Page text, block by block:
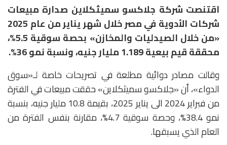
اقتنصت شركة جلاكسو سميثكلاين صدارة مبيعات
شركات الأدوية في مصر خلال شهر يناير من عام 2025
«من خلال الصيدليات والمخازن» بحصة سوقية 5.5%،
محققة قيم بيعية 1.189 مليار جنيه، ونسبة نمو 36%.
وقالت مصادر دوائية مطلعة في تصريحات خاصة لـ«سوق
الدواء»، أن «جلاكسو سميثكلاين» حققت مبيعات في الفترة
من فبراير 2024 الى يناير 2025، بقيمة 10.8 مليار جنيه، بنسبة
نمو 38.4%، وحصة سوقية 4.7%، مقارنة بنفس الفترة من
العام الذي يسبقها.